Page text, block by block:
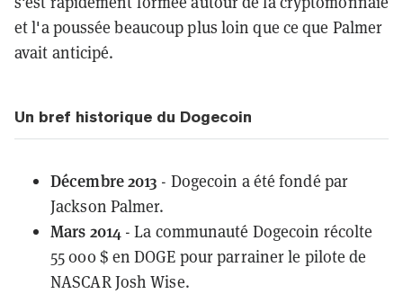
et l'a poussée beaucoup plus loin que ce que Palmer
avait anticipé.
Un bref historique du Dogecoin
Décembre 2013 - Dogecoin a été fondé par
Jackson Palmer.
Mars 2014- La communauté Dogecoin récolte
55 000 $ en DOGE pour parrainer le pilote de
NASCAR Josh Wise.